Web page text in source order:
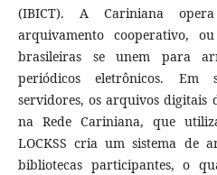
(IBICT). A Cariniana
arquivamento cooperativo,
brasileiras se unem para
periódicos eletrônicos.
servidores, os arquivos digitais
na Rede Cariniana, que
LOCKSS cria um sistema de
bibliotecas participantes, o